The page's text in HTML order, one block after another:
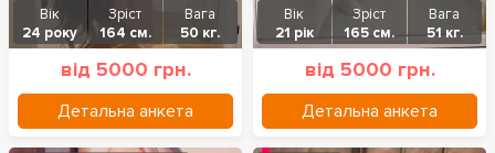
Вік
24 року
Зріст
164 см.
Вага
50 кг.
від 5000 грн.
Детальна анкета
Вік
21 рік
Зріст
165 см.
Вага
51 кг.
від 5000 грн.
Детальна анкета